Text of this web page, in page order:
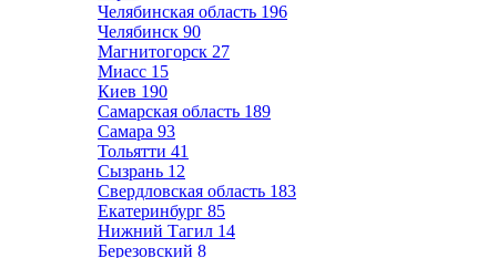
Челябинская область 196
Челябинск 90
Магнитогорск 27
Миасс 15
Киев 190
Самарская область 189
Самара 93
Тольятти 41
Сызрань 12
Свердловская область 183
Екатеринбург 85
Нижний Тагил 14
Березовский 8